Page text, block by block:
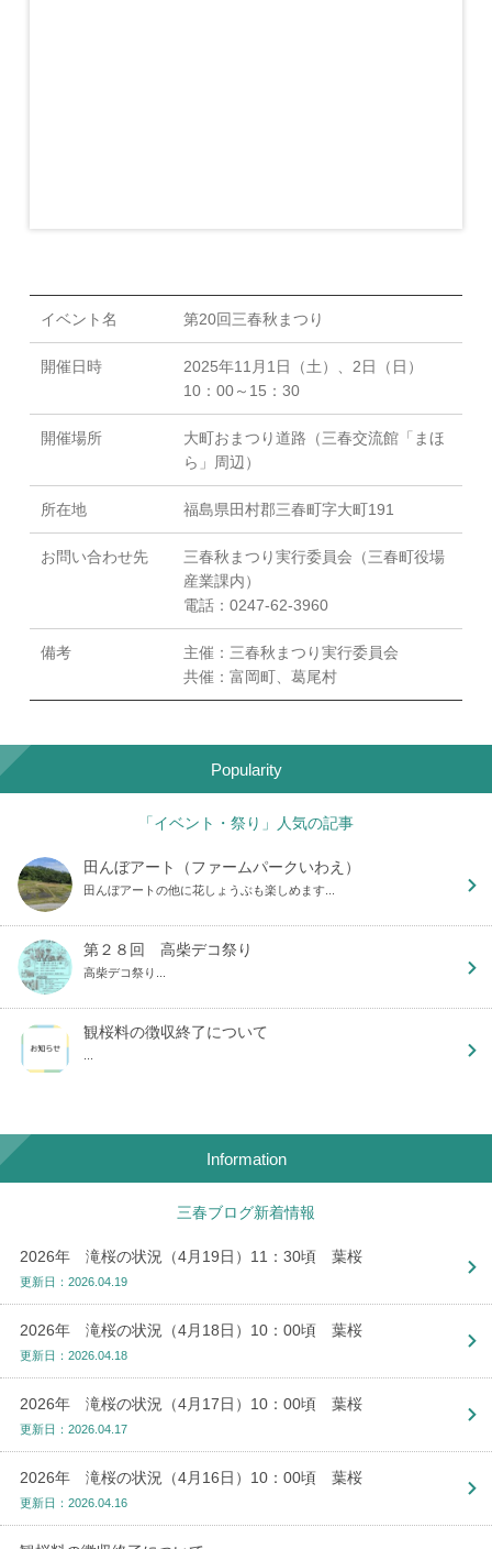
イベント名 第20回三春秋まつり
開催日時
2025年11月1日（土）、2日（日）
10：00～15：30
開催場所
大町おまつり道路（三春交流館「まほ
ら」周辺）
所在地 福島県田村郡三春町字大町191
お問い合わせ先
三春秋まつり実行委員会（三春町役場
産業課内）
電話：0247-62-3960
備考
主催：三春秋まつり実行委員会
共催：富岡町、葛尾村
Popularity
「イベント・祭り」人気の記事
田んぼアート（ファームパークいわえ）
田んぼアートの他に花しょうぶも楽しめます...
第２８回 高柴デコ祭り
高柴デコ祭り...
観桜料の徴収終了について
Information
三春ブログ新着情報
2026年 滝桜の状況（4月19日）11：30頃 葉桜
更新日：2026.04.19
2026年 滝桜の状況（4月18日）10：00頃 葉桜
更新日：2026.04.18
2026年 滝桜の状況（4月17日）10：00頃 葉桜
更新日：2026.04.17
2026年 滝桜の状況（4月16日）10：00頃 葉桜
更新日：2026.04.16